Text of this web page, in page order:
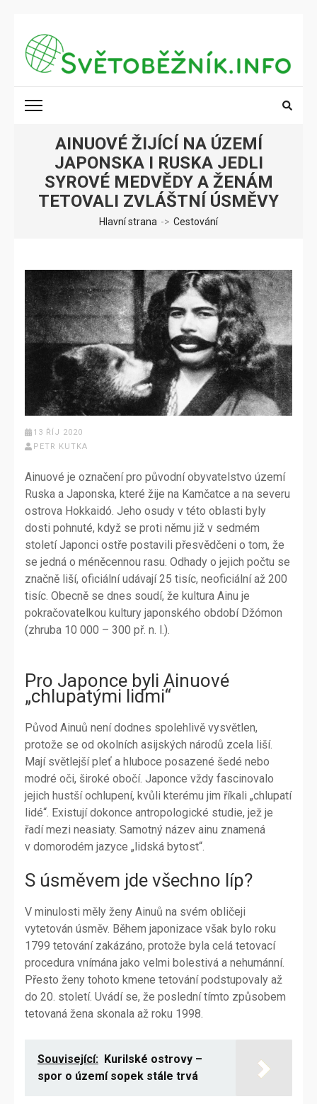
obsah
(stiskněte
Enter)
SVĚTOBĚŽNÍK.INFO
AINUOVÉ ŽIJÍCÍ NA ÚZEMÍ
JAPONSKA I RUSKA JEDLI
SYROVÉ MEDVĚDY A ŽENÁM
TETOVALI ZVLÁŠTNÍ ÚSMĚVY
Hlavní strana -> Cestování
13 ŘÍJ 2020
PETR KUTKA
Ainuové je označení pro původní obyvatelstvo území
Ruska a Japonska, které žije na Kamčatce a na severu
ostrova Hokkaidó. Jeho osudy v této oblasti byly
dosti pohnuté, když se proti němu již v sedmém
století Japonci ostře postavili přesvědčeni o tom, že
se jedná o méněcennou rasu. Odhady o jejich počtu se
značně liší, oficiální udávají 25 tisíc, neoficiální až 200
tisíc. Obecně se dnes soudí, že kultura Ainu je
pokračovatelkou kultury japonského období Džómon
(zhruba 10 000 – 300 př. n. l.).
Pro Japonce byli Ainuové
„chlupatými lidmi“
Původ Ainuů není dodnes spolehlivě vysvětlen,
protože se od okolních asijských národů zcela liší.
Mají světlejší pleť a hluboce posazené šedé nebo
modré oči, široké obočí. Japonce vždy fascinovalo
jejich hustší ochlupení, kvůli kterému jim říkali „chlupatí
lidé“. Existují dokonce antropologické studie, jež je
řadí mezi neasiaty. Samotný název ainu znamená
v domorodém jazyce „lidská bytost“.
S úsměvem jde všechno líp?
V minulosti měly ženy Ainuů na svém obličeji
vytetován úsměv. Během japonizace však bylo roku
1799 tetování zakázáno, protože byla celá tetovací
procedura vnímána jako velmi bolestivá a nehumánní.
Přesto ženy tohoto kmene tetování podstupovaly až
do 20. století. Uvádí se, že poslední tímto způsobem
tetovaná žena skonala až roku 1998.
Související: Kurilské ostrovy –
spor o území sopek stále trvá